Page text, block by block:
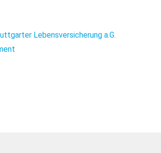
Lebensversicherung a.G.